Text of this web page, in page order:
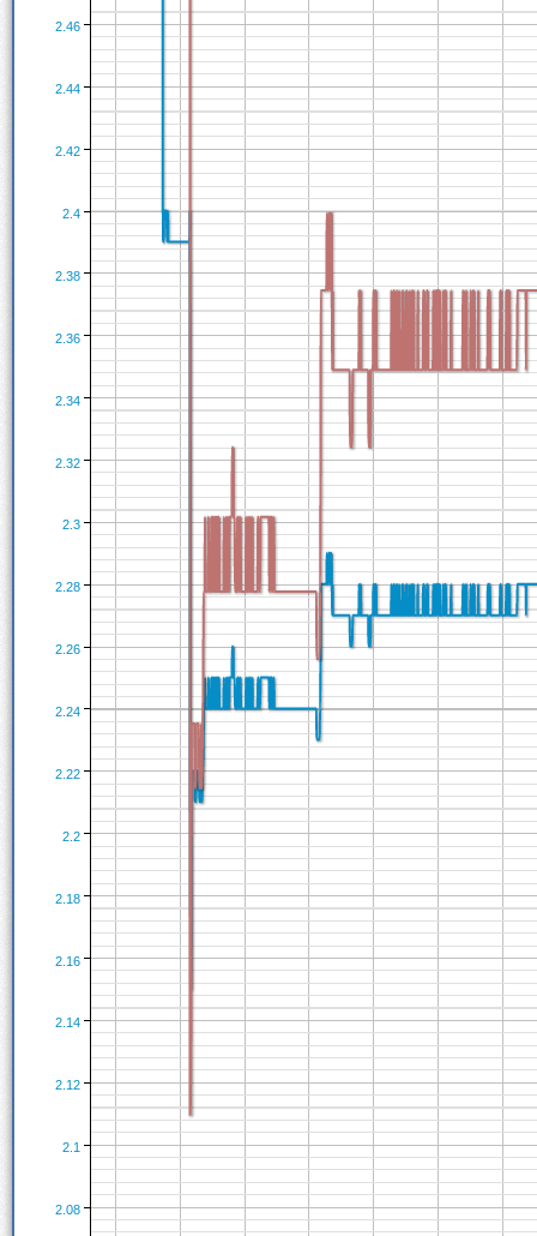
2.1
2.2
2.3
2.4
2.08
2.12
2.14
2.16
2.18
2.22
2.24
2.26
2.28
2.32
2.34
2.36
2.38
2.42
2.44
2.46